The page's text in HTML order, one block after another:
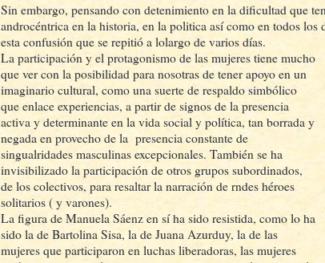
Sin embargo, pensando con detenimiento en la dificultad que
androcéntrica en la historia, en la politica así como en todos los
esta confusión que se repitió a lolargo de varios días.
La participación y el protagonismo de las mujeres tiene mucho
que ver con la posibilidad para nosotras de tener apoyo en un
imaginario cultural, como una suerte de respaldo simbólico
que enlace experiencias, a partir de signos de la presencia
activa y determinante en la vida social y política, tan borrada y
negada en provecho de la presencia constante de
singualridades masculinas excepcionales. También se ha
invisibilizado la participación de otros grupos subordinados,
de los colectivos, para resaltar la narración de rndes héroes
solitarios ( y varones).
La figura de Manuela Sáenz en sí ha sido resistida, como lo ha
sido la de Bartolina Sisa, la de Juana Azurduy, la de las
mujeres que participaron en luchas liberadoras, las mujeres